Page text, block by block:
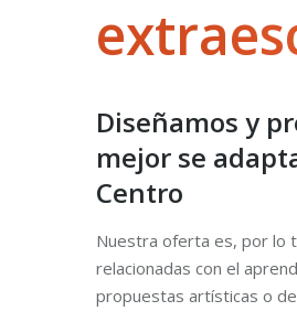
Diseñamos y
mejor se
Centro
Nuestra oferta es, por lo
relacionadas con el
propuestas artísticas o